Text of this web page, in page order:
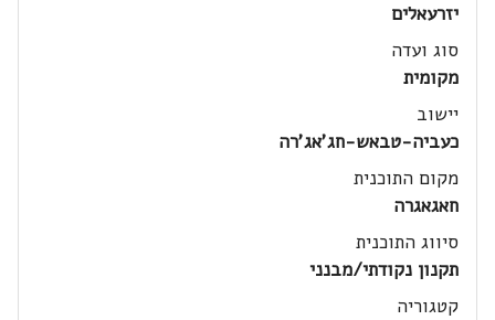
יזרעאלים
סוג ועדה
מקומית
יישוב
כעביה-טבאש-חג'אג'רה
מקום התוכנית
חאגאגרה
סיווג התוכנית
תקנון נקודתי/מבנני
קטגוריה